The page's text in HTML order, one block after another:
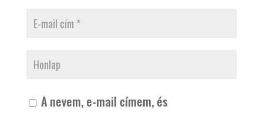
A nevem, e-mail címem, és